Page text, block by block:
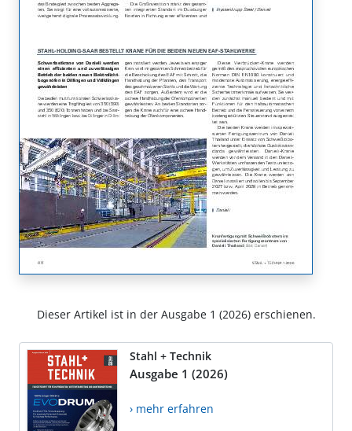
Dieser Artikel ist in der Ausgabe 1 (2026) erschienen.
Stahl + Technik
Ausgabe 1 (2026)
› mehr erfahren